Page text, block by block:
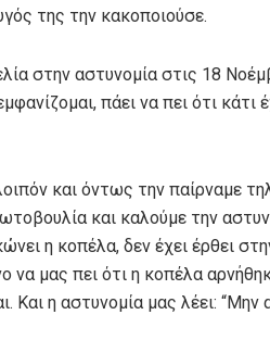
της την κακοποιούσε.
στην αστυνομία στις 18
πάει να πει ότι
και όντως την παίρναμε
και καλούμε την
η κοπέλα, δεν έχει έρθει
να μας πει ότι η κοπέλα
Και η αστυνομία μας λέει: